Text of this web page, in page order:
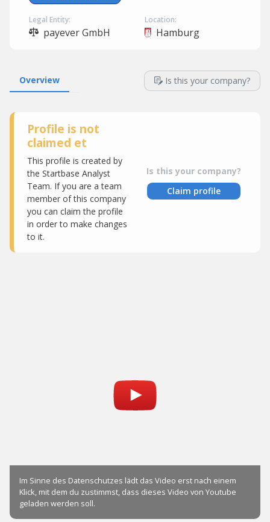
Legal Entity:
payever GmbH
Location:
Hamburg
Overview Is this your company?
Profile is not
claimed et
This profile is created by
the Startbase Analyst
Team. If you are a team
member of this company
you can claim the profile
in order to make changes
to it.
Is this your company?
Claim profile